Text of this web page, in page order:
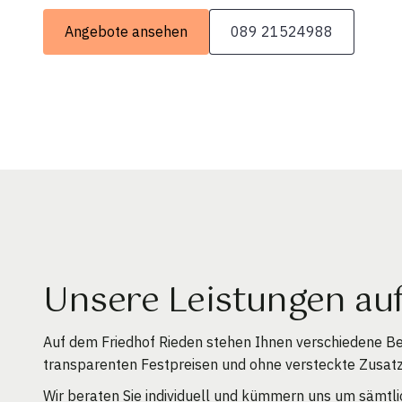
Angebote ansehen 089 21524988
Unsere Leistungen
Auf dem Friedhof Rieden stehen Ihnen verschiedene
transparenten Festpreisen und ohne versteckte
Wir beraten Sie individuell und kümmern uns um